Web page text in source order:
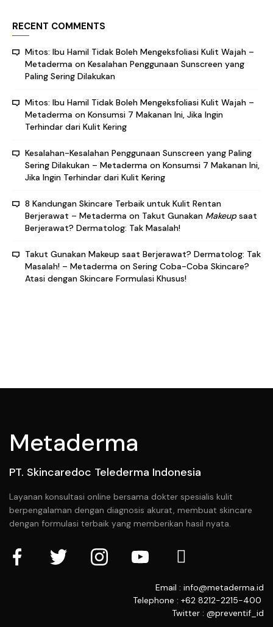
RECENT COMMENTS
Mitos: Ibu Hamil Tidak Boleh Mengeksfoliasi Kulit Wajah –
Metaderma on Kesalahan Penggunaan Sunscreen yang
Paling Sering Dilakukan
Mitos: Ibu Hamil Tidak Boleh Mengeksfoliasi Kulit Wajah –
Metaderma on Konsumsi 7 Makanan Ini, Jika Ingin
Terhindar dari Kulit Kering
Kesalahan-Kesalahan Penggunaan Sunscreen yang Paling
Sering Dilakukan – Metaderma on Konsumsi 7 Makanan Ini,
Jika Ingin Terhindar dari Kulit Kering
8 Kandungan Skincare Terbaik untuk Kulit Rentan
Berjerawat – Metaderma on Takut Gunakan Makeupsaat
Berjerawat? Dermatolog: Tak Masalah!
Takut Gunakan Makeup saat Berjerawat? Dermatolog: Tak
Masalah! – Metaderma on Sering Coba-Coba Skincare?
Atasi dengan Skincare Formulasi Khusus!
Metaderma
PT. Skincaredoc Telederma Indonesia
Layanan konsultasi online bersama dokter spesialis kulit
berpengalaman dengan diagnosis akurat, membuat skincare
dengan formulasi terbaik yang memberikan hasil nyata.
Email : info@metaderma.id
Telephone : +62 8212-2215-400
Twitter : @preventif_id